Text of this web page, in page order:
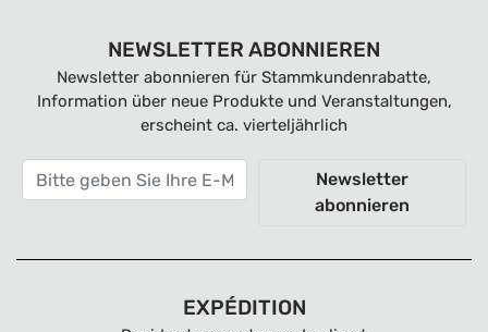
NEWSLETTER ABONNIEREN
Newsletter abonnieren für Stammkundenrabatte,
Information über neue Produkte und Veranstaltungen,
erscheint ca. vierteljährlich
Newsletter
abonnieren
EXPÉDITION